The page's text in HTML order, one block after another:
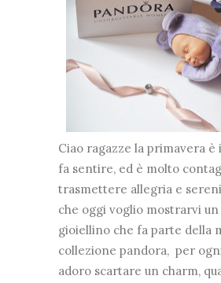
Ciao ragazze la primavera è
fa sentire, ed è molto
trasmettere allegria e
che oggi voglio mostrarvi
gioiellino che fa parte della
collezione pandora, per
adoro scartare un charm,